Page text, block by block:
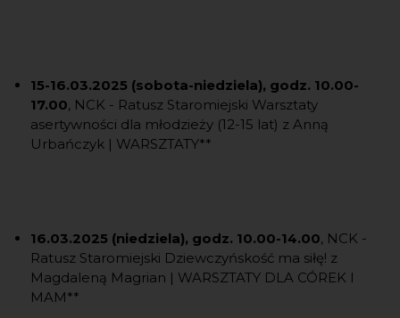
15-16.03.2025 (sobota-niedziela), godz. 10.00-
17.00, NCK - Ratusz Staromiejski Warsztaty
asertywności dla młodzieży (12-15 lat) z Anną
Urbańczyk | WARSZTATY**
16.03.2025 (niedziela), godz. 10.00-14.00, NCK -
Ratusz Staromiejski Dziewczyńskość ma siłę! z
Magdaleną Magrian | WARSZTATY DLA CÓREK I
MAM**